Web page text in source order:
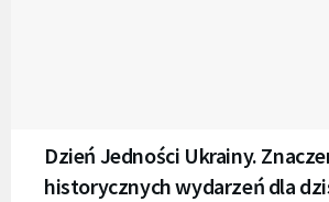
Dzień Jedności Ukrainy.
historycznych wydarzeń dla